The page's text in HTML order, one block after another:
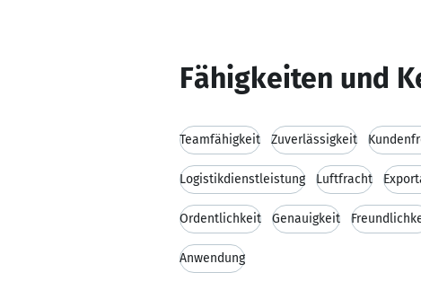
Fähigkeiten und
Teamfähigkeit Zuverlässigkeit
Logistikdienstleistung Luftfracht
Ordentlichkeit Genauigkeit
Anwendung